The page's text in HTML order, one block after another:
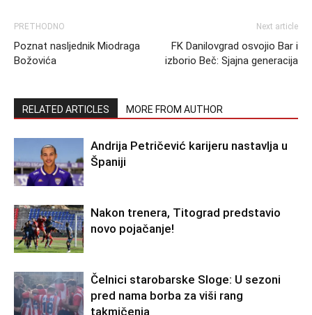
PRETHODNO
Poznat nasljednik Miodraga
Božovića
Next article
FK Danilovgrad osvojio Bar i
izborio Beč: Sjajna generacija
RELATED ARTICLES MORE FROM AUTHOR
Andrija Petričević karijeru nastavlja u
Španiji
Nakon trenera, Titograd predstavio
novo pojačanje!
Čelnici starobarske Sloge: U sezoni
pred nama borba za viši rang
takmičenja